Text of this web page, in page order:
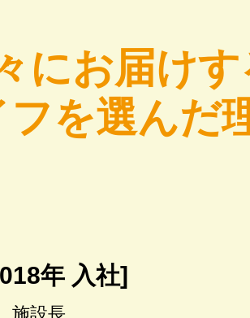
にお届けす
を選んだ
年 入社]
施設長